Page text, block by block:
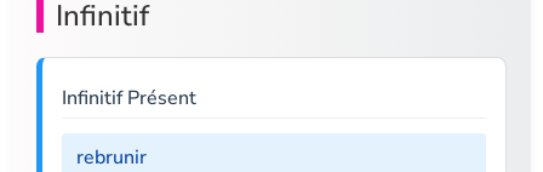
Infinitif
Infinitif Présent
rebrunir